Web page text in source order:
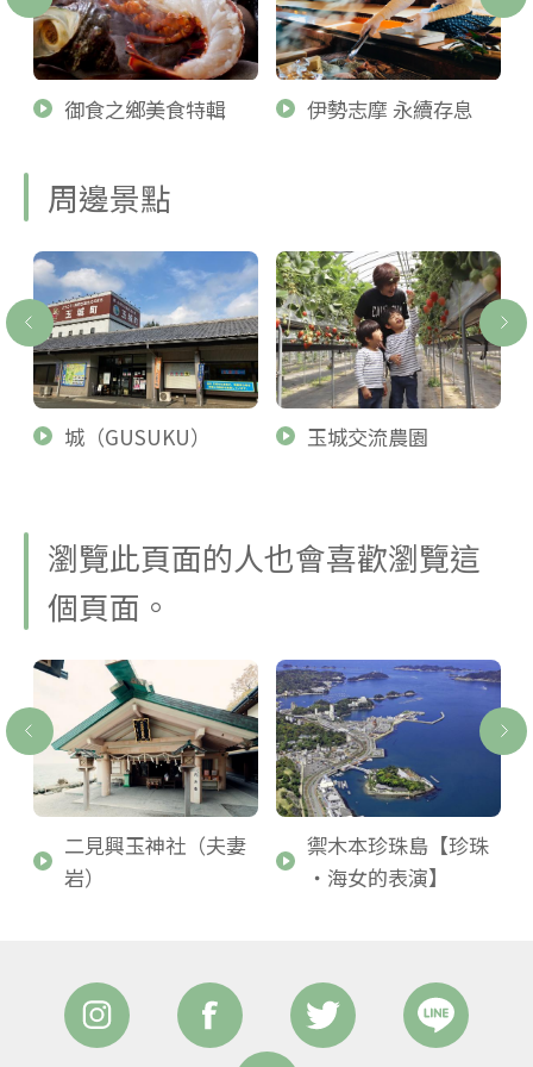
御食之鄉美食特輯 伊勢志摩 永續存息
周邊景點
城（GUSUKU） 玉城交流農園
瀏覽此頁面的人也會喜歡瀏覽這
個頁面。
二見興玉神社（夫妻
岩）
禦木本珍珠島【珍珠
・海女的表演】